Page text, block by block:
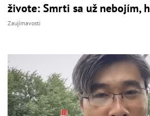
živote: Smrti sa už nebojím,
Zaujímavosti